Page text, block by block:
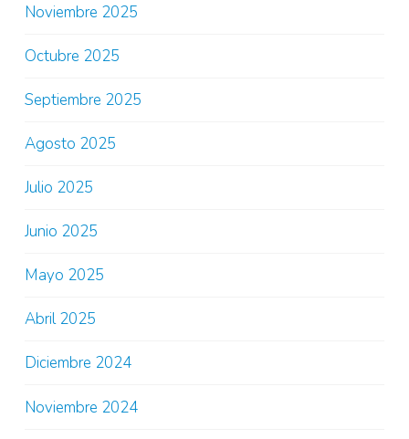
Noviembre 2025
Octubre 2025
Septiembre 2025
Agosto 2025
Julio 2025
Junio 2025
Mayo 2025
Abril 2025
Diciembre 2024
Noviembre 2024